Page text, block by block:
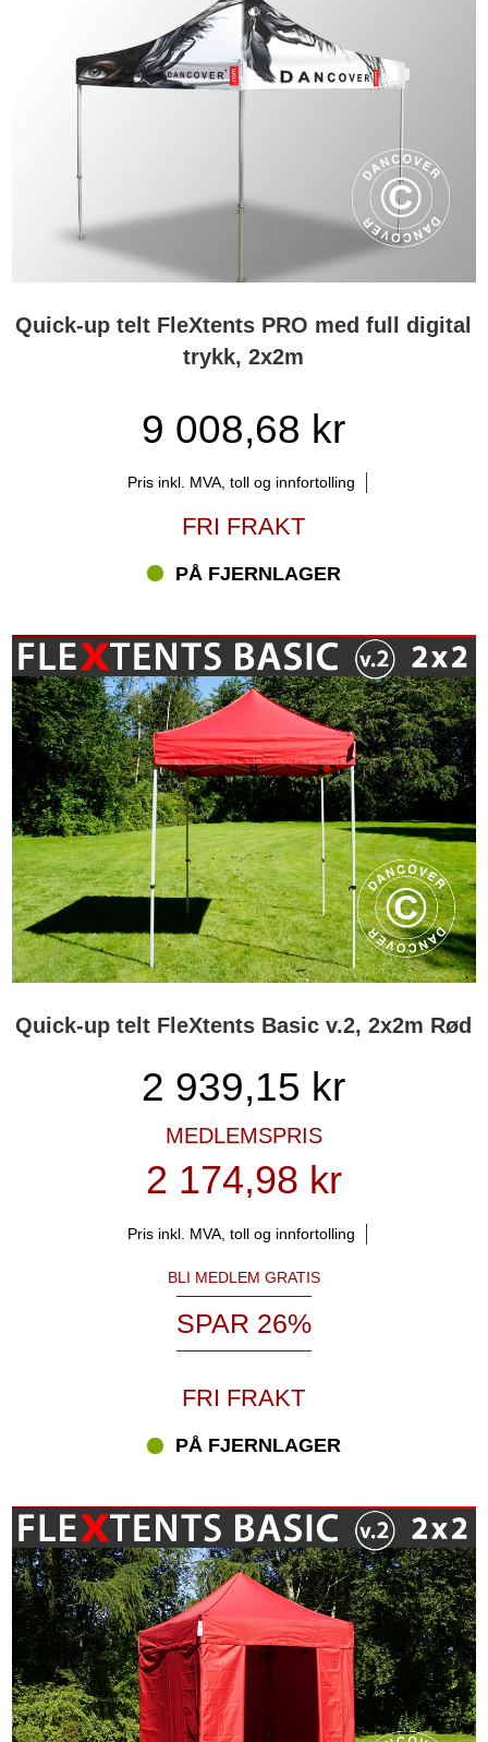
Quick-up telt FleXtents PRO med full digital
trykk, 2x2m
9 008,68 kr
Pris inkl. MVA, toll og innfortolling
FRI FRAKT
PÅ FJERNLAGER
Quick-up telt FleXtents Basic v.2, 2x2m Rød
2 939,15 kr
MEDLEMSPRIS
2 174,98 kr
Pris inkl. MVA, toll og innfortolling
BLI MEDLEM GRATIS
SPAR 26%
FRI FRAKT
PÅ FJERNLAGER